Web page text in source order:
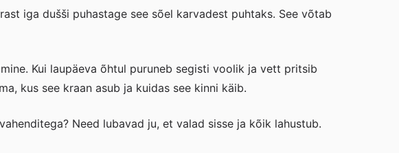
iga dušši puhastage see sõel karvadest puhtaks. See võtab
Kui laupäeva õhtul puruneb segisti voolik ja vett pritsib
kus see kraan asub ja kuidas see kinni käib.
Need lubavad ju, et valad sisse ja kõik lahustub.